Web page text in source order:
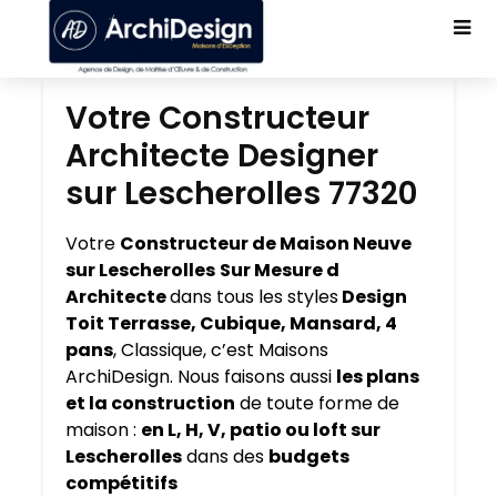
Votre Constructeur
Architecte Designer
sur Lescherolles 77320
Votre Constructeur de Maison Neuve
sur Lescherolles Sur Mesure d
Architectedans tous les stylesDesign
Toit Terrasse, Cubique, Mansard, 4
pans, Classique, c’est Maisons
ArchiDesign. Nous faisons aussi les plans
et la construction de toute forme de
maison : en L, H, V, patio ou loft sur
Lescherollesdans des budgets
compétitifs